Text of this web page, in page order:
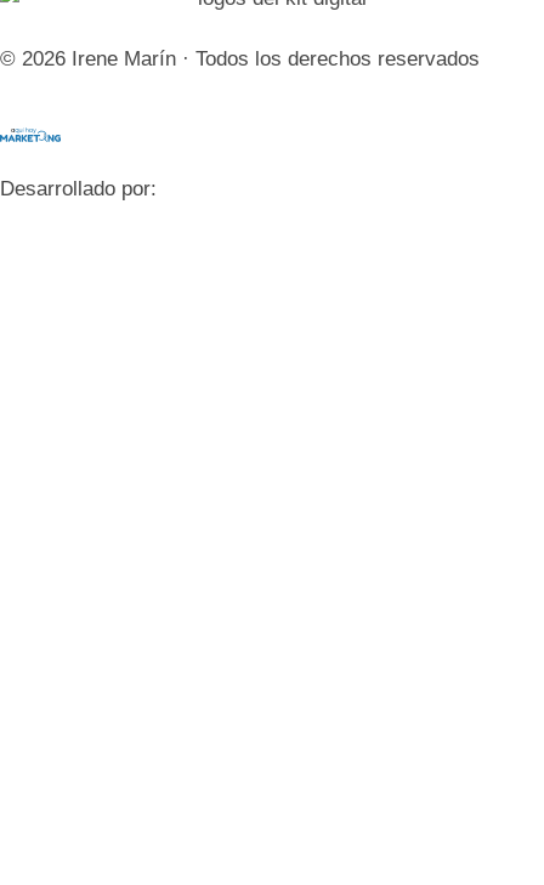
© 2026 Irene Marín · Todos los derechos reservados
Desarrollado por: